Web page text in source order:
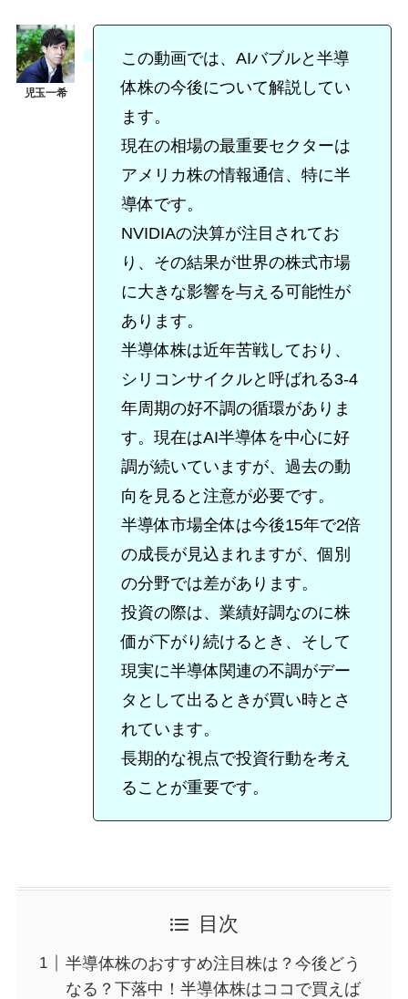
この動画では、AIバブルと半導
体株の今後について解説してい
ます。
現在の相場の最重要セクターは
アメリカ株の情報通信、特に半
導体です。
NVIDIAの決算が注目されてお
り、その結果が世界の株式市場
に大きな影響を与える可能性が
あります。
半導体株は近年苦戦しており、
シリコンサイクルと呼ばれる3-4
年周期の好不調の循環がありま
す。現在はAI半導体を中心に好
調が続いていますが、過去の動
向を見ると注意が必要です。
半導体市場全体は今後15年で2倍
の成長が見込まれますが、個別
の分野では差があります。
投資の際は、業績好調なのに株
価が下がり続けるとき、そして
現実に半導体関連の不調がデー
タとして出るときが買い時とさ
れています。
長期的な視点で投資行動を考え
ることが重要です。
目次
半導体株のおすすめ注目株は？今後どう
なる？下落中！半導体株はココで買えば